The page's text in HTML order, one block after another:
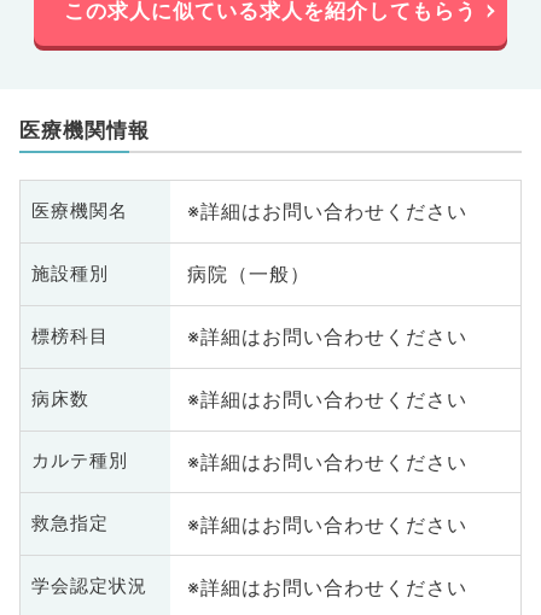
この求人に似ている求人を紹介してもらう
医療機関情報
医療機関名 ※詳細はお問い合わせください
施設種別 病院（一般）
標榜科目 ※詳細はお問い合わせください
病床数 ※詳細はお問い合わせください
カルテ種別 ※詳細はお問い合わせください
救急指定 ※詳細はお問い合わせください
学会認定状況 ※詳細はお問い合わせください